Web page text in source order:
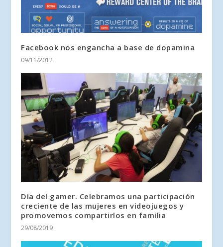
Facebook nos engancha a base de dopamina
09/11/2012
Día del gamer. Celebramos una participación
creciente de las mujeres en videojuegos y
promovemos compartirlos en familia
29/08/2019